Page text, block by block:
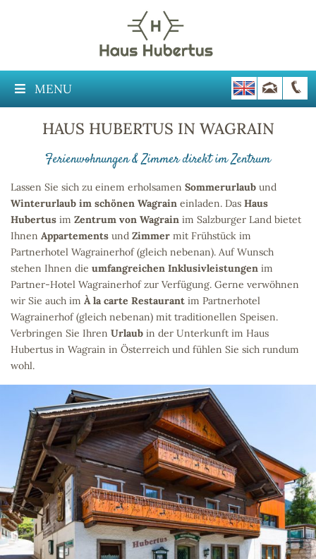
MENU
HAUS HUBERTUS IN WAGRAIN
Ferienwohnungen & Zimmer direkt im Zentrum
Lassen Sie sich zu einem erholsamen Sommerurlaub und
Winterurlaub im schönen Wagrain einladen. Das Haus
Hubertus im Zentrum von Wagrain im Salzburger Land bietet
Ihnen Appartements und Zimmer mit Frühstück im
Partnerhotel Wagrainerhof (gleich nebenan). Auf Wunsch
stehen Ihnen die umfangreichen Inklusivleistungen im
Partner-Hotel Wagrainerhof zur Verfügung. Gerne verwöhnen
wir Sie auch im À la carte Restaurant im Partnerhotel
Wagrainerhof (gleich nebenan) mit traditionellen Speisen.
Verbringen Sie Ihren Urlaub in der Unterkunft im Haus
Hubertus in Wagrain in Österreich und fühlen Sie sich rundum
wohl.